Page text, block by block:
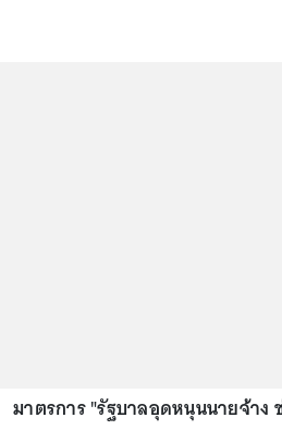
มาตรการ "รัฐบาลอุดหนุนนายจ้าง